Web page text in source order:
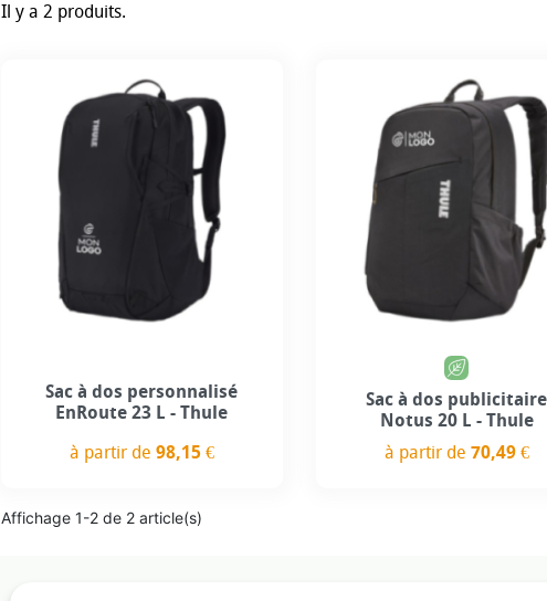
Il y a 2 produits.
Sac à dos personnalisé
EnRoute 23 L - Thule
à partir de 98,15 €
Sac à dos publicitaire
Notus 20 L - Thule
à partir de 70,49 €
Affichage 1-2 de 2 article(s)